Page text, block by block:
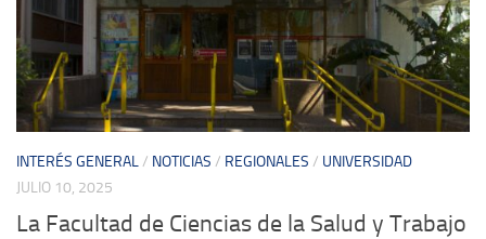
INTERÉS GENERAL/ NOTICIAS / REGIONALES / UNIVERSIDAD
JULIO 10, 2025
La Facultad de Ciencias de la Salud y Trabajo